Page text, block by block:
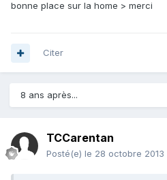
bonne place sur la home > merci
Citer
8 ans après...
TCCarentan
Posté(e) le 28 octobre 2013